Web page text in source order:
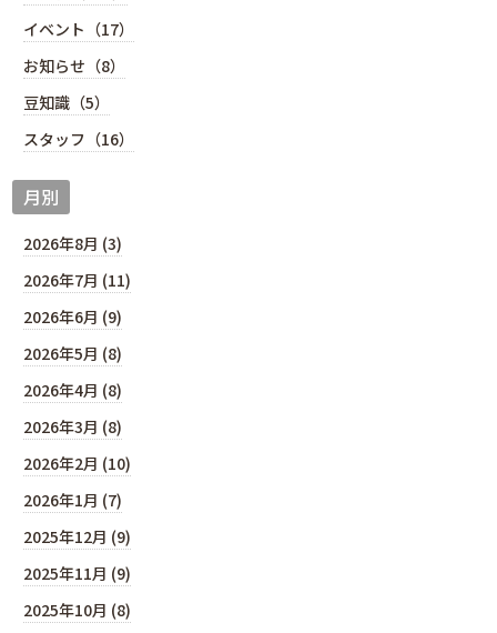
イベント（17）
お知らせ（8）
豆知識（5）
スタッフ（16）
月別
2026年8月 (3)
2026年7月 (11)
2026年6月 (9)
2026年5月 (8)
2026年4月 (8)
2026年3月 (8)
2026年2月 (10)
2026年1月 (7)
2025年12月 (9)
2025年11月 (9)
2025年10月 (8)